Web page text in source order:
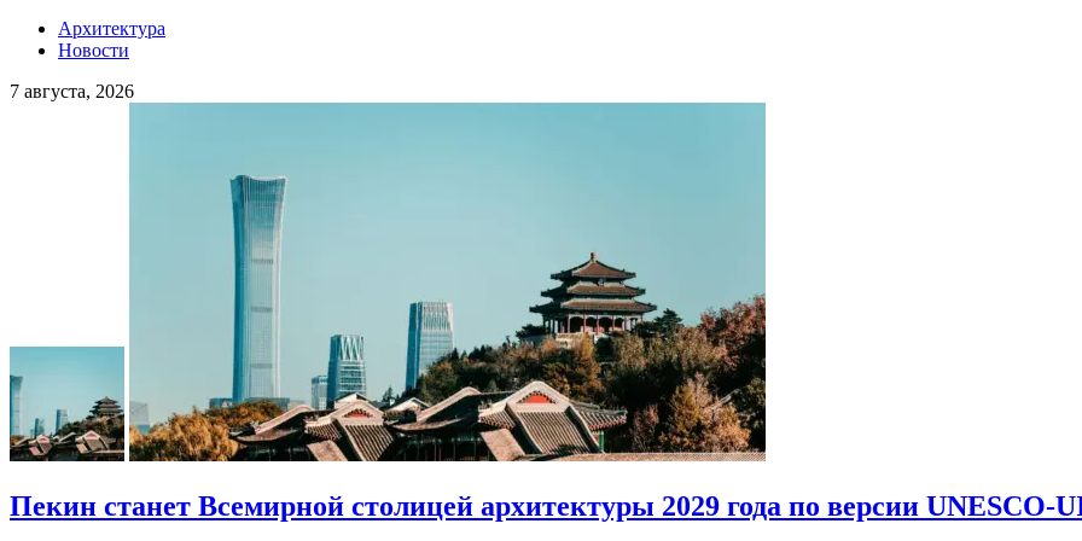
Архитектура
Новости
7 августа, 2026
Пекин станет Всемирной столицей архитектуры 2029 года по версии UNESCO-